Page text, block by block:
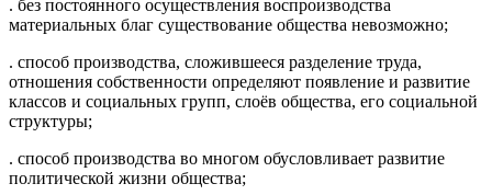
. без постоянного осуществления воспроизводства
материальных благ существование общества невозможно;
. способ производства, сложившееся разделение труда,
отношения собственности определяют появление и развитие
классов и социальных групп, слоёв общества, его социальной
структуры;
. способ производства во многом обусловливает развитие
политической жизни общества;